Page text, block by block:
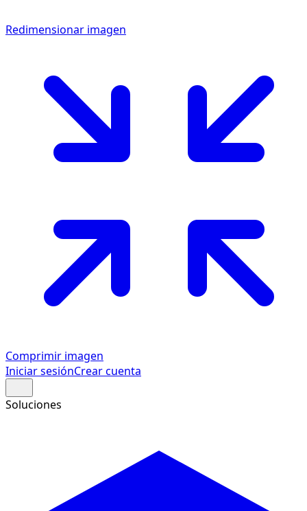
Redimensionar imagen
Comprimir imagen
Iniciar sesiónCrear cuenta
Soluciones